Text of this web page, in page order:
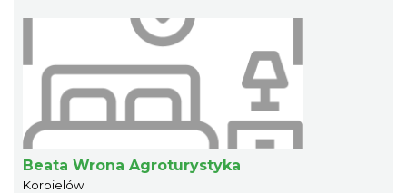
Beata Wrona Agroturystyka
Korbielów